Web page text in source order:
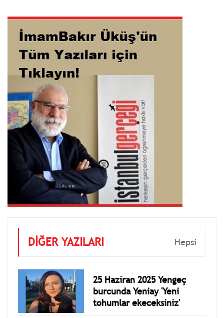
DİĞER YAZILARI Hepsi
25 Haziran 2025 Yengeç
burcunda Yeniay 'Yeni
tohumlar ekeceksiniz'